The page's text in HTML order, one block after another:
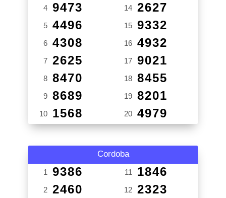
4 9473
5 4496
6 4308
7 2625
8 8470
9 8689
10 1568
14 2627
15 9332
16 4932
17 9021
18 8455
19 8201
20 4979
Cordoba
1 9386
2 2460
11 1846
12 2323